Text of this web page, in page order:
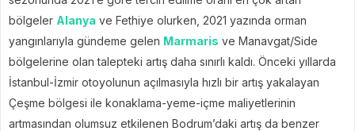
bölgeler Alanya ve Fethiye olurken, 2021 yazında orman
yangınlarıyla gündeme gelen Marmaris ve Manavgat/Side
bölgelerine olan talepteki artış daha sınırlı kaldı. Önceki yıllarda
İstanbul-İzmir otoyolunun açılmasıyla hızlı bir artış yakalayan
Çeşme bölgesi ile konaklama-yeme-içme maliyetlerinin
artmasından olumsuz etkilenen Bodrum’daki artış da benzer